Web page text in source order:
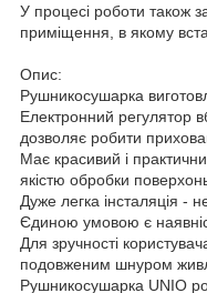
У процесі роботи також
приміщення, в якому
Опис:
Рушникосушарка
Електронний регулятор
дозволяє робити
Має красивий і
якістю обробки
Дуже легка інсталяція -
Єдиною умовою є
Для зручності
подовженим шнуром
Рушникосушарка UNIO